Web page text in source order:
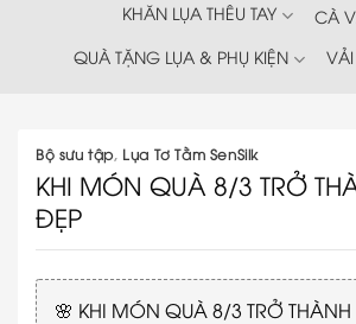
KHĂN LỤA THÊU TAY
CÀ
QUÀ TẶNG LỤA & PHỤ KIỆN
VẢI
Bộ sưu tập, Lụa Tơ Tằm SenSilk
KHI MÓN QUÀ 8/3 TRỞ
ĐẸP
🌸 KHI MÓN QUÀ 8/3 TRỞ THÀNH